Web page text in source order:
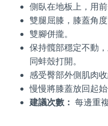
側臥在地板上，用前
雙腿屈膝，膝蓋角度
雙腳併攏。
保持髖部穩定不動
同蚌殼打開。
感受臀部外側肌肉收
慢慢將膝蓋放回起始
建議次數： 每邊重